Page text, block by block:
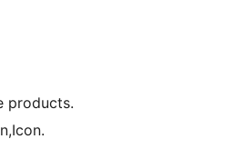
products.